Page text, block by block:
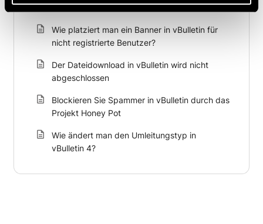
ein?
Wie platziert man ein Banner in vBulletin für
nicht registrierte Benutzer?
Der Dateidownload in vBulletin wird nicht
abgeschlossen
Blockieren Sie Spammer in vBulletin durch das
Projekt Honey Pot
Wie ändert man den Umleitungstyp in
vBulletin 4?